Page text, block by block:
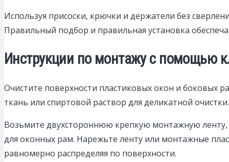
Используя присоски, крючки и держатели без
Правильный подбор и правильная установка
Инструкции по монтажу с помощью
Очистите поверхности пластиковых окон и боковых
ткань или спиртовой раствор для деликатной очистки.
Возьмите двухстороннюю крепкую монтажную ленту,
для оконных рам. Нарежьте ленту или монтажные
равномерно распределяя по поверхности.